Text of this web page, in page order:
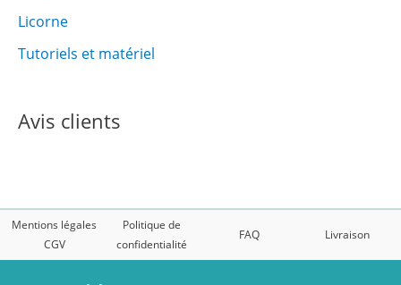
Licorne
Tutoriels et matériel
Avis clients
Mentions légales
CGV
Politique de
confidentialité
FAQ Livraison